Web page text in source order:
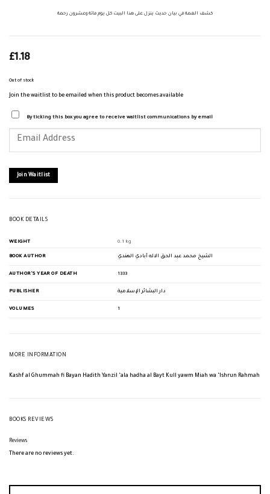
كشف الغمة في بيان حديث ينزل على هذا البيت كل يوم مائة وعشرون رحمة
£1.18
Out of stock
Join the waitlist to be emailed when this product becomes available
By ticking this box you agree to receive waitlist communications by email
your
joinJoin Waitlist
BOOK DETAILS
WEIGHT 0.1 kg
BOOK AUTHOR الشيخ محمد عبد الحق الاله آبادي الهندي
AUTHOR'S YEAR OF DEATH 1333
PUBLISHER دار البشائر الإسلامية
VOLUMES 1
MORE INFORMATION
Kashf al Ghummah fi Bayan Hadith Yanzil ‘ala hadha al Bayt Kull yawm Miah wa ‘Ishrun Rahmah
BOOKS REVIEWS
Reviews
There are no reviews yet.